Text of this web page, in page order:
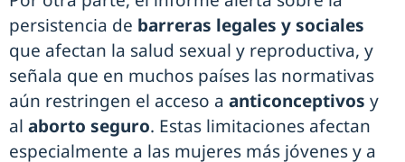
persistencia de barreras legales y sociales
que afectan la salud sexual y reproductiva, y
señala que en muchos países las normativas
aún restringen el acceso a anticonceptivos y
al aborto seguro. Estas limitaciones afectan
especialmente a las mujeres más jóvenes y a